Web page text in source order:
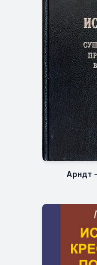
Арндт